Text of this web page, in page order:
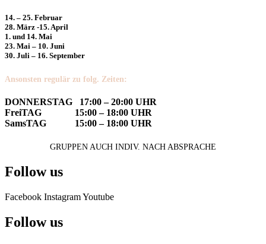
14. – 25. Februar
28. März -15. April
1. und 14. Mai
23. Mai – 10. Juni
30. Juli – 16. September
Ansonsten regulär zu folg. Zeiten:
DONNERSTAG 17:00 – 20:00 UHR
FreiTAG 15:00 – 18:00 UHR
SamsTAG 15:00 – 18:00 UHR
GRUPPEN AUCH INDIV. NACH ABSPRACHE
Follow us
Facebook InstagramYoutube
Follow us